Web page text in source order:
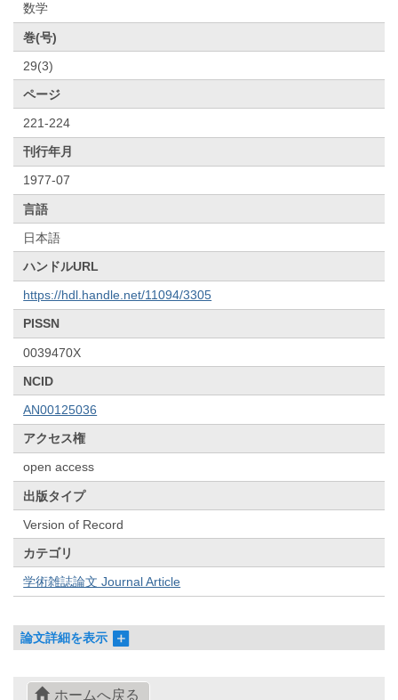
数学
巻(号)
29(3)
ページ
221-224
刊行年月
1977-07
言語
日本語
ハンドルURL
https://hdl.handle.net/11094/3305
PISSN
0039470X
NCID
AN00125036
アクセス権
open access
出版タイプ
Version of Record
カテゴリ
学術雑誌論文 Journal Article
論文詳細を表示
ホームへ戻る